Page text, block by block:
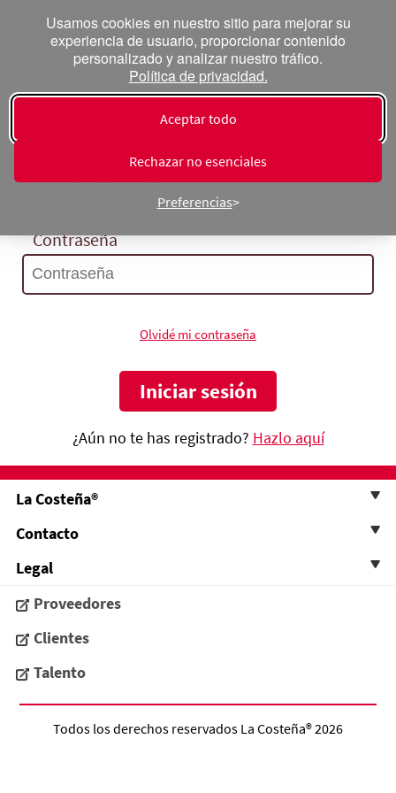
Usamos cookies en nuestro sitio para mejorar su
experiencia de usuario, proporcionar contenido
personalizado y analizar nuestro tráfico.
Política de privacidad.
Aceptar todo
Rechazar no esenciales
Preferencias
Inicia sesión
Contraseña
Olvidé mi contraseña
¿Aún no te has registrado? Hazlo aquí
La Costeña®
Contacto
Legal
Proveedores
Clientes
Talento
Todos los derechos reservados La Costeña®2026